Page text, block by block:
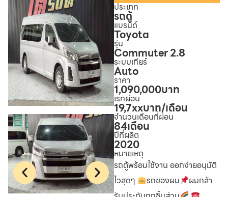
ประเภท
รถตู้
แบรนด์
Toyota
รุ่น
Commuter 2.8
ระบบเกียร์
Auto
ราคา
1,090,000บาท
เรทผ่อน
19,7xxบาท/เดือน
จำนวนเดือนที่ผ่อน
84เดือน
ปีที่ผลิต
2020
หมายเหตุ
รถตู้พร้อมใช้งาน ออกง่ายอนุมัติ
ไวสุดๆ
รถของผม
ผมกล้า